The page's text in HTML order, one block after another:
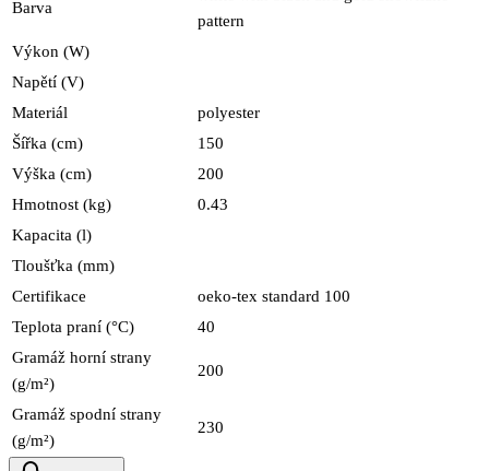
Barva
pattern
Výkon (W)
Napětí (V)
Materiál
polyester
Šířka (cm)
150
Výška (cm)
200
Hmotnost (kg)
0.43
Kapacita (l)
Tloušťka (mm)
Certifikace
oeko-tex standard 100
Teplota praní (°C)
40
Gramáž horní strany
(g/m²)
200
Gramáž spodní strany
(g/m²)
230